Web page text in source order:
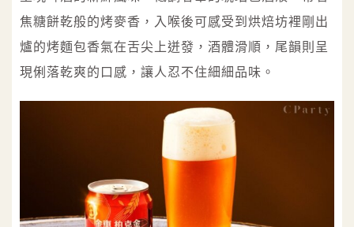
焦糖餅乾般的烤麥香，入喉後可感受到烘焙坊裡剛出
爐的烤麵包香氣在舌尖上迸發，酒體滑順，尾韻則呈
現俐落乾爽的口感，讓人忍不住細細品味。